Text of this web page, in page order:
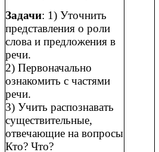
Задачи: 1) Уточнить
представления о роли
слова и предложения в
речи.
2) Первоначально
ознакомить с частями
речи.
3) Учить распознавать
существительные,
отвечающие на вопросы
Кто? Что?